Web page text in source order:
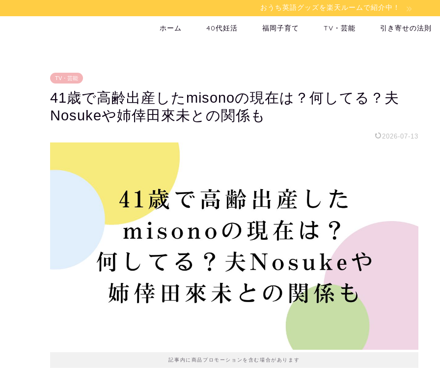
おうち英語グッズを楽天ルームで紹介中！
ホーム 40代妊活 福岡子育て TV・芸能 引き寄せの法則
TV・芸能
41歳で高齢出産したmisonoの現在は？何してる？夫
Nosukeや姉倖田來未との関係も
2026-07-13
記事内に商品プロモーションを含む場合があります